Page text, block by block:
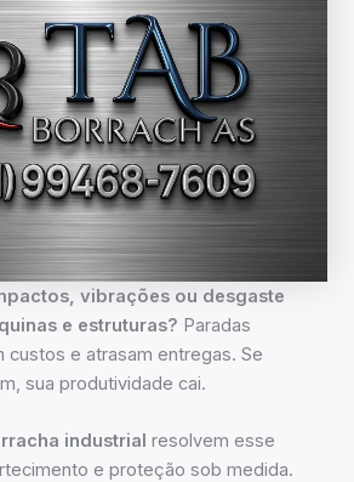
vibrações ou desgaste
e estruturas? Paradas
custos e atrasam entregas. Se
sua produtividade cai.
industrial resolvem esse
e proteção sob medida.